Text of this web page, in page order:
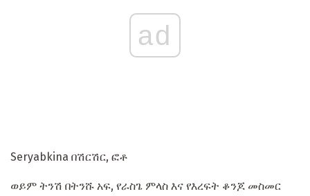
ad
Seryabkina በሽርሽር, ፎቶ
ወይም ትንሽ በትንሹ አፍ, የራስጌ ምላስ እና የእረፍት ቆንጆ መስመር